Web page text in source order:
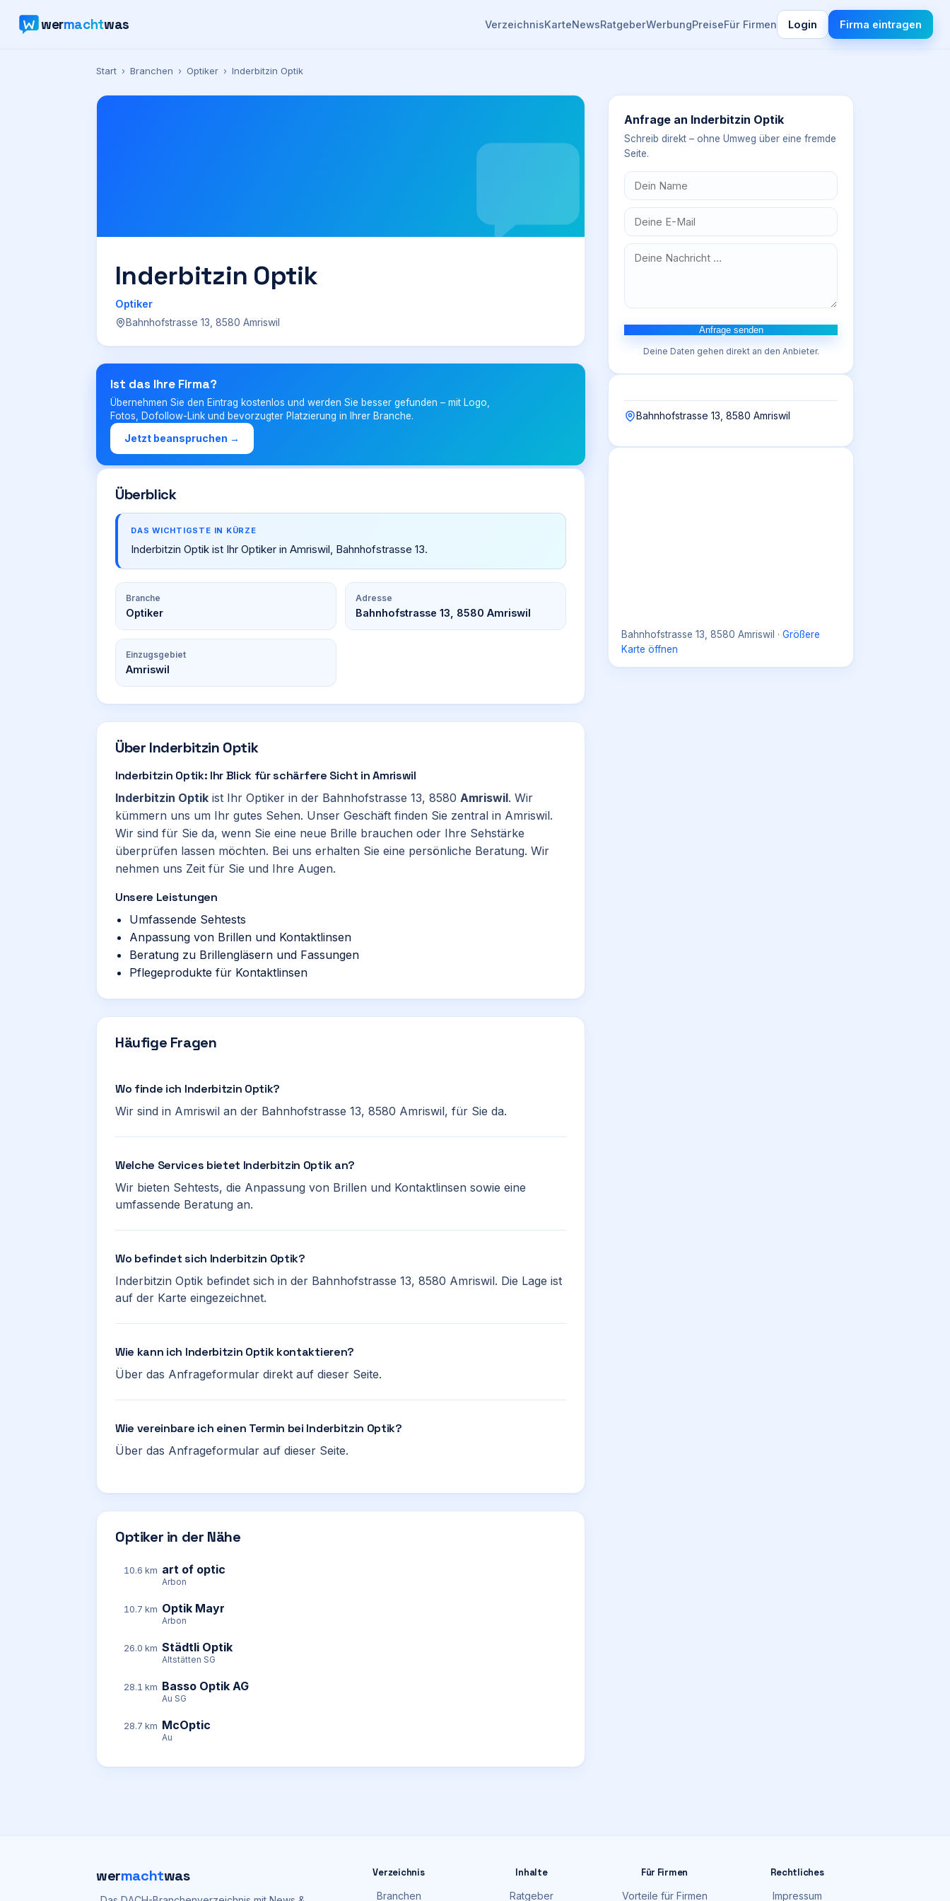
wermachtwas VerzeichnisKarteNewsRatgeberWerbungPreiseFür Firmen Login Firma eintragen
Start › Branchen › Optiker › Inderbitzin Optik
Inderbitzin Optik
Optiker
Bahnhofstrasse 13, 8580 Amriswil
Ist das Ihre Firma?
Übernehmen Sie den Eintrag kostenlos und werden Sie besser gefunden – mit Logo,
Fotos, Dofollow-Link und bevorzugter Platzierung in Ihrer Branche.
Jetzt beanspruchen →
Überblick
DAS WICHTIGSTE IN KÜRZE
Inderbitzin Optik ist Ihr Optiker in Amriswil, Bahnhofstrasse 13.
Branche
Optiker
Adresse
Bahnhofstrasse 13, 8580 Amriswil
Einzugsgebiet
Amriswil
Über Inderbitzin Optik
Inderbitzin Optik: Ihr Blick für schärfere Sicht in Amriswil
Inderbitzin Optik ist Ihr Optiker in der Bahnhofstrasse 13, 8580 Amriswil. Wir
kümmern uns um Ihr gutes Sehen. Unser Geschäft finden Sie zentral in Amriswil.
Wir sind für Sie da, wenn Sie eine neue Brille brauchen oder Ihre Sehstärke
überprüfen lassen möchten. Bei uns erhalten Sie eine persönliche Beratung. Wir
nehmen uns Zeit für Sie und Ihre Augen.
Unsere Leistungen
Umfassende Sehtests
Anpassung von Brillen und Kontaktlinsen
Beratung zu Brillengläsern und Fassungen
Pflegeprodukte für Kontaktlinsen
Häufige Fragen
Wo finde ich Inderbitzin Optik?
Wir sind in Amriswil an der Bahnhofstrasse 13, 8580 Amriswil, für Sie da.
Welche Services bietet Inderbitzin Optik an?
Wir bieten Sehtests, die Anpassung von Brillen und Kontaktlinsen sowie eine
umfassende Beratung an.
Wo befindet sich Inderbitzin Optik?
Inderbitzin Optik befindet sich in der Bahnhofstrasse 13, 8580 Amriswil. Die Lage ist
auf der Karte eingezeichnet.
Wie kann ich Inderbitzin Optik kontaktieren?
Über das Anfrageformular direkt auf dieser Seite.
Wie vereinbare ich einen Termin bei Inderbitzin Optik?
Über das Anfrageformular auf dieser Seite.
Optiker in der Nähe
10.6 km art of optic
Arbon
10.7 km Optik Mayr
Arbon
26.0 km Städtli Optik
Altstätten SG
28.1 km Basso Optik AG
Au SG
28.7 km McOptic
Au
Anfrage an Inderbitzin Optik
Schreib direkt – ohne Umweg über eine fremde
Seite.
Anfrage senden
Deine Daten gehen direkt an den Anbieter.
Bahnhofstrasse 13, 8580 Amriswil
Bahnhofstrasse 13, 8580 Amriswil · Größere
Karte öffnen
wermachtwas
Verzeichnis
Branchen
Inhalte
Ratgeber
Für Firmen
Vorteile für Firmen
Rechtliches
Impressum